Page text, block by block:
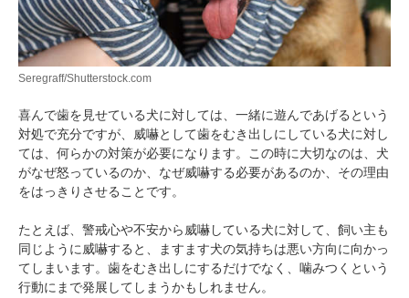
Seregraff/Shutterstock.com
喜んで歯を見せている犬に対しては、一緒に遊んであげるという
対処で充分ですが、威嚇として歯をむき出しにしている犬に対し
ては、何らかの対策が必要になります。この時に大切なのは、犬
がなぜ怒っているのか、なぜ威嚇する必要があるのか、その理由
をはっきりさせることです。
たとえば、警戒心や不安から威嚇している犬に対して、飼い主も
同じように威嚇すると、ますます犬の気持ちは悪い方向に向かっ
てしまいます。歯をむき出しにするだけでなく、噛みつくという
行動にまで発展してしまうかもしれません。
アプリをダウンロードする